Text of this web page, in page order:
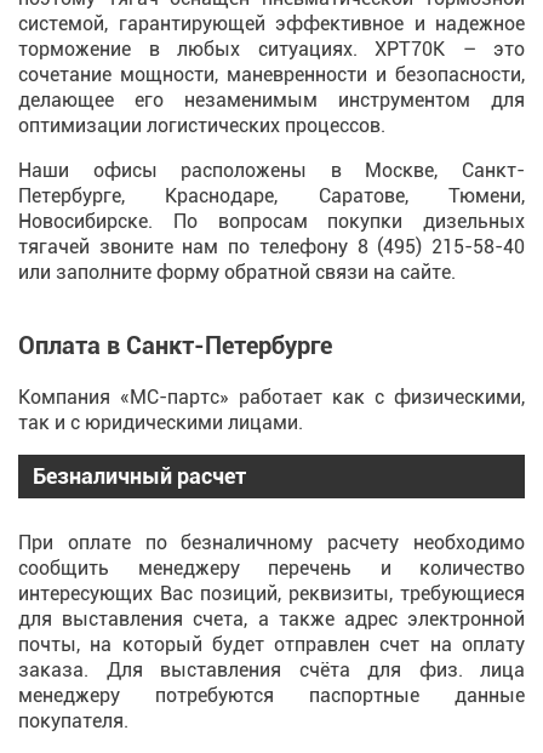
системой, гарантирующей эффективное и надежное
торможение в любых ситуациях. XPT70K – это
сочетание мощности, маневренности и безопасности,
делающее его незаменимым инструментом для
оптимизации логистических процессов.
Наши офисы расположены в Москве, Санкт-
Петербурге, Краснодаре, Саратове, Тюмени,
Новосибирске. По вопросам покупки дизельных
тягачей звоните нам по телефону 8 (495) 215-58-40
или заполните форму обратной связи на сайте.
Оплата в Санкт-Петербурге
Компания «МС-партс» работает как с физическими,
так и с юридическими лицами.
Безналичный расчет
При оплате по безналичному расчету необходимо
сообщить менеджеру перечень и количество
интересующих Вас позиций, реквизиты, требующиеся
для выставления счета, а также адрес электронной
почты, на который будет отправлен счет на оплату
заказа. Для выставления счёта для физ. лица
менеджеру потребуются паспортные данные
покупателя.